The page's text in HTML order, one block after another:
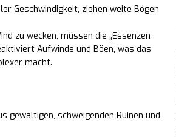
NEWS
Metroidvania feiert PC-
Vault erscheint am 2.
Steam NEWS
Geschwindigkeit, ziehen weite Bögen
zu wecken, müssen die „Essenzen
Aufwinde und Böen, was das
macht.
gewaltigen, schweigenden Ruinen und